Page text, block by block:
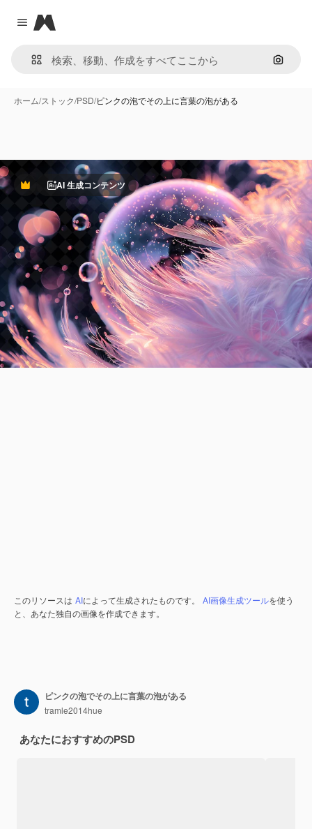
Close menu
Magnific
画像で
ホーム/ストック/PSD/ピンクの泡でその上に言葉の泡がある
PremiumAI 生成コンテンツ
このリソースは AIによって生成されたものです。 AI画像生成ツールを使う
と、あなた独自の画像を作成できます。
ピンクの泡でその上に言葉の泡がある
tramle2014hue
あなたにおすすめのPSD